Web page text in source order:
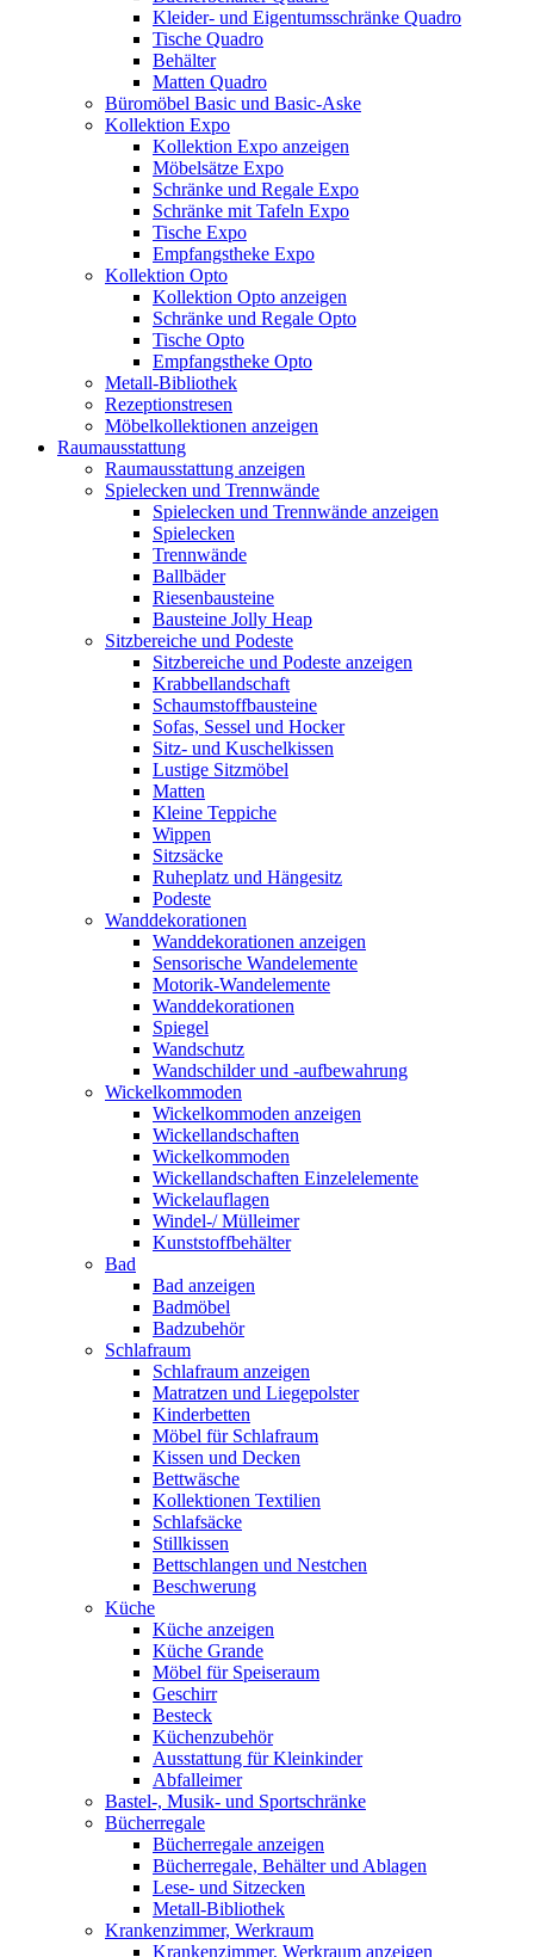
Kleider- und Eigentumsschränke Quadro
Tische Quadro
Behälter
Matten Quadro
Büromöbel Basic und Basic-Aske
Kollektion Expo
Kollektion Expo anzeigen
Möbelsätze Expo
Schränke und Regale Expo
Schränke mit Tafeln Expo
Tische Expo
Empfangstheke Expo
Kollektion Opto
Kollektion Opto anzeigen
Schränke und Regale Opto
Tische Opto
Empfangstheke Opto
Metall-Bibliothek
Rezeptionstresen
Möbelkollektionen anzeigen
Raumausstattung
Raumausstattung anzeigen
Spielecken und Trennwände
Spielecken und Trennwände anzeigen
Spielecken
Trennwände
Ballbäder
Riesenbausteine
Bausteine Jolly Heap
Sitzbereiche und Podeste
Sitzbereiche und Podeste anzeigen
Krabbellandschaft
Schaumstoffbausteine
Sofas, Sessel und Hocker
Sitz- und Kuschelkissen
Lustige Sitzmöbel
Matten
Kleine Teppiche
Wippen
Sitzsäcke
Ruheplatz und Hängesitz
Podeste
Wanddekorationen
Wanddekorationen anzeigen
Sensorische Wandelemente
Motorik-Wandelemente
Wanddekorationen
Spiegel
Wandschutz
Wandschilder und -aufbewahrung
Wickelkommoden
Wickelkommoden anzeigen
Wickellandschaften
Wickelkommoden
Wickellandschaften Einzelelemente
Wickelauflagen
Windel-/ Mülleimer
Kunststoffbehälter
Bad
Bad anzeigen
Badmöbel
Badzubehör
Schlafraum
Schlafraum anzeigen
Matratzen und Liegepolster
Kinderbetten
Möbel für Schlafraum
Kissen und Decken
Bettwäsche
Kollektionen Textilien
Schlafsäcke
Stillkissen
Bettschlangen und Nestchen
Beschwerung
Küche
Küche anzeigen
Küche Grande
Möbel für Speiseraum
Geschirr
Besteck
Küchenzubehör
Ausstattung für Kleinkinder
Abfalleimer
Bastel-, Musik- und Sportschränke
Bücherregale
Bücherregale anzeigen
Bücherregale, Behälter und Ablagen
Lese- und Sitzecken
Metall-Bibliothek
Krankenzimmer, Werkraum
Krankenzimmer, Werkraum anzeigen